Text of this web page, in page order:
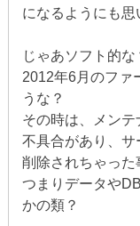
になるようにも思
じゃあソフト的な
2012年6月のファ
うな？
その時は、メン
不具合があり、サ
削除されちゃった
つまりデータや
かの類？